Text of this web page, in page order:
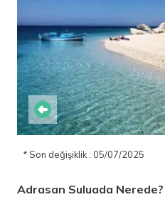
* Son değişiklik : 05/07/2025
Adrasan Suluada Nerede?